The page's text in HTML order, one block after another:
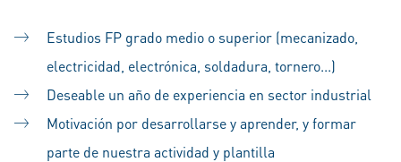
Estudios FP grado medio o superior (mecanizado,
electricidad, electrónica, soldadura, tornero...)
Deseable un año de experiencia en sector industrial
Motivación por desarrollarse y aprender, y formar
parte de nuestra actividad y plantilla